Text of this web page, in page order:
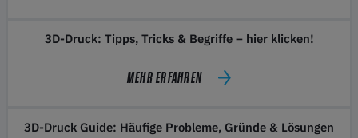
3D-Druck: Tipps, Tricks & Begriffe – hier klicken!
MEHR ERFAHREN
3D-Druck Guide: Häufige Probleme, Gründe & Lösungen